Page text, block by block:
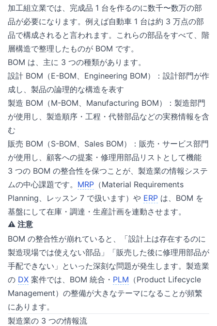
加工組立業では、完成品 1 台を作るのに数千〜数万の部
品が必要になります。例えば自動車 1 台は約 3 万点の部
品で構成されると言われます。これらの部品をすべて、階
層構造で整理したものが BOM です。
BOM は、主に 3 つの種類があります。
設計 BOM（E-BOM、Engineering BOM）：設計部門が作
成し、製品の論理的な構造を表す
製造 BOM（M-BOM、Manufacturing BOM）：製造部門
が使用し、製造順序・工程・代替部品などの実務情報を含
む
販売 BOM（S-BOM、Sales BOM）：販売・サービス部門
が使用し、顧客への提案・修理用部品リストとして機能
3 つの BOM の整合性を保つことが、製造業の情報システ
ムの中心課題です。 MRP （Material Requirements
Planning、レッスン 7 で扱います）や ERP は、BOM を
基盤にして在庫・調達・生産計画を連動させます。
⚠️ 注意
BOM の整合性が崩れていると、「設計上は存在するのに
製造現場では使えない部品」「販売した後に修理用部品が
手配できない」といった深刻な問題が発生します。製造業
の DX 案件では、BOM 統合・ PLM （Product Lifecycle
Management）の整備が大きなテーマになることが頻繁
にあります。
製造業の 3 つの情報流